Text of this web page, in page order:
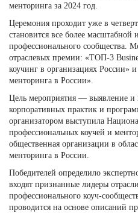
менторинга за 2024 год.
Церемония проходит уже в
становится все более масштабной
профессионального сообщества.
отраслевых премии: «ТОП-3
коучинг в организациях России» и
менторинга в России»
Цель мероприятия — выявление
корпоративных практик и
организатором выступила
профессиональных коучей и
общественная организации в
менторинга в России.
Победителей определило
входят признанные лидеры
профессионального коуч-
проводится на основе описаний